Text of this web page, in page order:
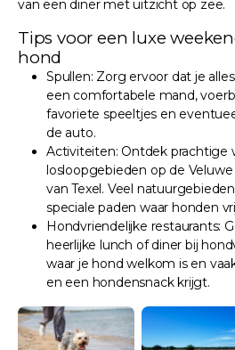
van een diner met uitzicht op zee.
Tips voor een luxe
hond
Spullen: Zorg ervoor dat je
een comfortabele mand,
favoriete speeltjes en
de auto.
Activiteiten: Ontdek prachtige
losloopgebieden op de
van Texel. Veel
speciale paden waar honden
Hondvriendelijke restaurants:
heerlijke lunch of diner bij
waar je hond welkom is en
en een hondensnack krijgt.